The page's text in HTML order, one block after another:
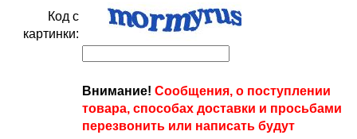
Код с
картинки:
Внимание! Сообщения, о поступлении
товара, способах доставки и просьбами
перезвонить или написать будут